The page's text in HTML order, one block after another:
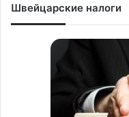
Швейцарские налоги